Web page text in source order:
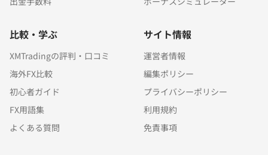
比較・学ぶ
XMTradingの評判・口コミ
海外FX比較
初心者ガイド
FX用語集
よくある質問
サイト情報
運営者情報
編集ポリシー
プライバシーポリシー
利用規約
免責事項